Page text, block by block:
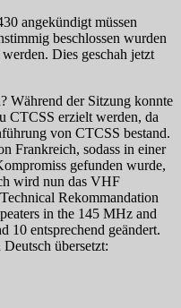
angekündigt müssen
beschlossen wurden
Dies geschah jetzt
Während der Sitzung konnte
CTCSS erzielt werden, da
von CTCSS bestand.
Frankreich, sodass in einer
gefunden wurde,
wird nun das VHF
Rekommandation
in the 145 MHz and
10 entsprechend geändert.
übersetzt: